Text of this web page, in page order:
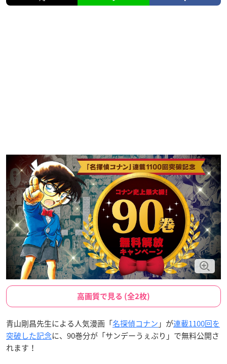
高画質で見る (全2枚)
青山剛昌先生による人気漫画「名探偵コナン 」が連載1100回を
突破した記念に、90巻分が「サンデーうぇぶり」で無料公開さ
れます！